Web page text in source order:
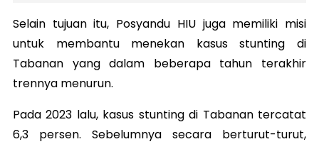
Selain tujuan itu, Posyandu HIU juga memiliki misi
untuk membantu menekan kasus stunting di
Tabanan yang dalam beberapa tahun terakhir
trennya menurun.
Pada 2023 lalu, kasus stunting di Tabanan tercatat
6,3 persen. Sebelumnya secara berturut-turut,